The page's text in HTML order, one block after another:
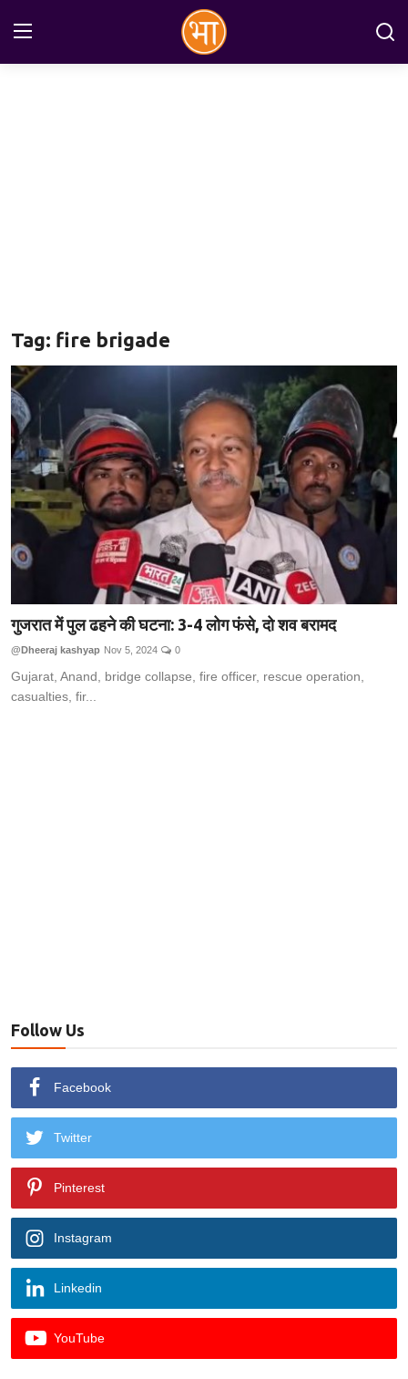
जानकारियाँ
मनोरंजन
Technology
RSS-संघ
Tag: fire brigade
गुजरात में पुल ढहने की घटना: 3-4 लोग फंसे, दो शव बरामद
@Dheeraj kashyap Nov 5, 2024 0
Gujarat, Anand, bridge collapse, fire officer, rescue operation,
casualties, fir...
Follow Us
Facebook
Twitter
Pinterest
Instagram
Linkedin
YouTube